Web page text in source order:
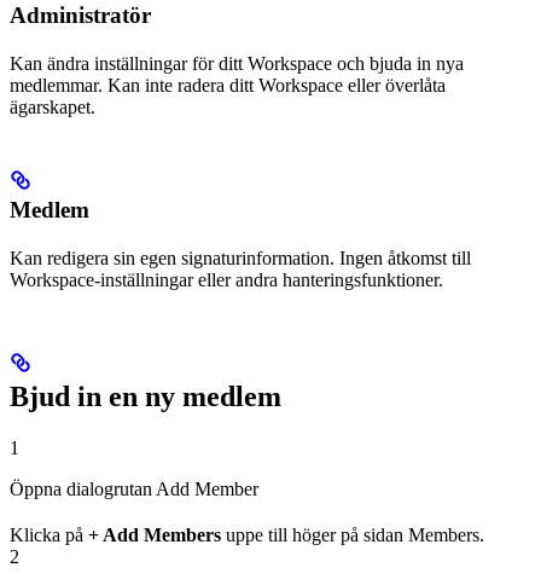
Administratör
Kan ändra inställningar för ditt Workspace och bjuda in nya
medlemmar. Kan inte radera ditt Workspace eller överlåta
ägarskapet.
Medlem
Kan redigera sin egen signaturinformation. Ingen åtkomst till
Workspace-inställningar eller andra hanteringsfunktioner.
Bjud in en ny medlem
1
Öppna dialogrutan Add Member
Klicka på + Add Members uppe till höger på sidan Members.
2